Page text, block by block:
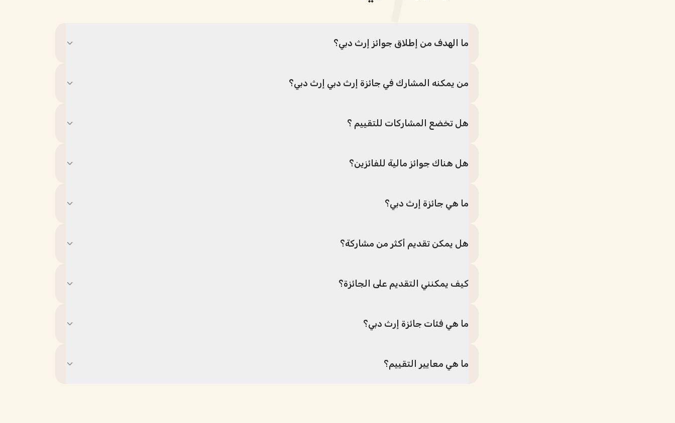
ما الهدف من إطلاق جوائز إرث دبي؟
من يمكنه المشارك في جائزة إرث دبي إرث دبي؟
هل تخضع المشاركات للتقييم ؟
هل هناك جوائز مالية للفائزين؟
ما هي جائزة إرث دبي؟
هل يمكن تقديم أكثر من مشاركة؟
كيف يمكنني التقديم على الجائزة؟
ما هي فئات جائزة إرث دبي؟
ما هي معايير التقييم؟